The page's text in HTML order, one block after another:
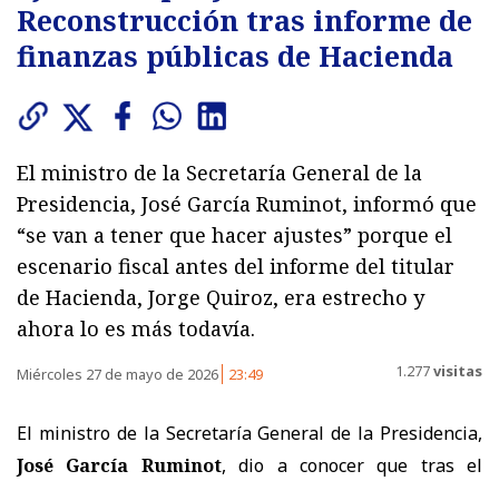
Reconstrucción tras informe de
finanzas públicas de Hacienda
El ministro de la Secretaría General de la
Presidencia, José García Ruminot, informó que
“se van a tener que hacer ajustes” porque el
escenario fiscal antes del informe del titular
de Hacienda, Jorge Quiroz, era estrecho y
ahora lo es más todavía.
Miércoles 27 de mayo de 2026 23:49 1.277visitas
El ministro de la Secretaría General de la Presidencia,
José García Ruminot, dio a conocer que tras el